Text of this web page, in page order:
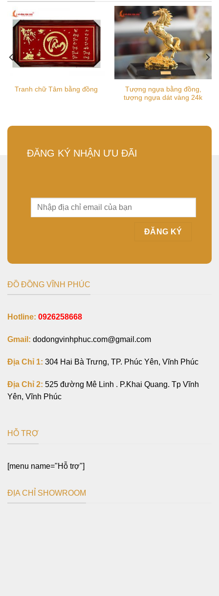
Tranh chữ Tâm bằng đồng
Tượng ngựa bằng đồng,
tượng ngựa dát vàng 24k
ĐĂNG KÝ NHẬN ƯU ĐÃI
ĐỒ ĐỒNG VĨNH PHÚC
Hotline: 0926258668
Gmail: dodongvinhphuc.com@gmail.com
Địa Chỉ 1: 304 Hai Bà Trưng, TP. Phúc Yên, Vĩnh Phúc
Địa Chỉ 2: 525 đường Mê Linh . P.Khai Quang. Tp Vĩnh
Yên, Vĩnh Phúc
HỖ TRỢ
[menu name="Hỗ trợ"]
ĐỊA CHỈ SHOWROOM